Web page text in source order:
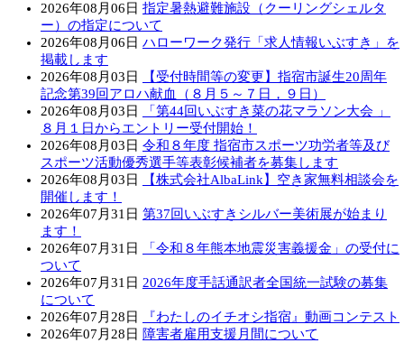
2026年08月06日 指定暑熱避難施設（クーリングシェルタ
ー）の指定について
2026年08月06日 ハローワーク発行「求人情報いぶすき」を
掲載します
2026年08月03日
【受付時間等の変更】指宿市誕生20周年
記念第39回アロハ献血（８月５～７日，９日）
2026年08月03日
「第44回いぶすき菜の花マラソン大会 」
８月１日からエントリー受付開始！
2026年08月03日 令和８年度 指宿市スポーツ功労者等及び
スポーツ活動優秀選手等表彰候補者を募集します
2026年08月03日
【株式会社AlbaLink】空き家無料相談会を
開催します！
2026年07月31日 第37回いぶすきシルバー美術展が始まり
ます！
2026年07月31日
「令和８年熊本地震災害義援金」の受付に
ついて
2026年07月31日 2026年度手話通訳者全国統一試験の募集
について
2026年07月28日
『わたしのイチオシ指宿』動画コンテスト
2026年07月28日 障害者雇用支援月間について